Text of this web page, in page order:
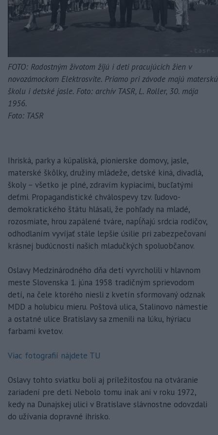
FOTO: Radostným životom žijú i deti pracujúcich žien v
novozámockom Elektrosvite. Priamo pri závode majú materskú
školu i detské jasle. Foto: archív TASR, L. Roller, 30. mája
1956.
Foto: TASR
Ihriská, parky a kúpaliská, pionierske domovy, jasle,
materské škôlky, družiny mládeže, detské kiná, divadlá,
školy – všetko je plné, zdravím kypiacimi, bucľatými
deťmi. Propagandistické chválospevy tzv. ľudovo-
demokratického štátu hlásali, že pohľady na mladé,
rozosmiate, hrou zapálené tváre, napĺňajú srdcia rodičov,
odhodlaním vyvíjať stále lepšie úsilie pri zabezpečovaní
krásnej budúcnosti našich mladučkých spoluobčanov.
Oslavy Medzinárodného dňa detí vyvrcholili v hlavnom
meste Slovenska 1. júna 1958 tradičným sprievodom
detí, na čele ktorého niesli z kvetín sformovaný odznak
MDD a holubicu mieru. Poštová ulica, Stalinovo námestie
a ostatné ulice Bratislavy sa zmenili na lúku, hýriacu
farbami kvetov.
Viac fotografií nájdete TU
Oslavy tohto sviatku boli aj príležitosťou na otváranie
zariadení pre deti. Nebolo tomu inak ani v roku 1972,
kedy na Dunajskej ulici v Bratislave slávnostne odovzdali
do užívania dopravné ihrisko.